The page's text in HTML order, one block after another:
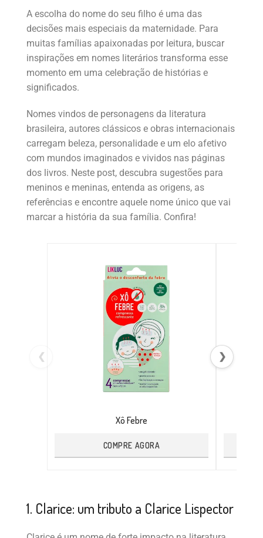
A escolha do nome do seu filho é uma das
decisões mais especiais da maternidade. Para
muitas famílias apaixonadas por leitura, buscar
inspirações em nomes literários transforma esse
momento em uma celebração de histórias e
significados.
Nomes vindos de personagens da literatura
brasileira, autores clássicos e obras internacionais
carregam beleza, personalidade e um elo afetivo
com mundos imaginados e vividos nas páginas
dos livros. Neste post, descubra sugestões para
meninos e meninas, entenda as origens, as
referências e encontre aquele nome único que vai
marcar a história da sua família. Confira!
❮
Xô Febre
COMPRE AGORA
❯
1. Clarice: um tributo a Clarice Lispector